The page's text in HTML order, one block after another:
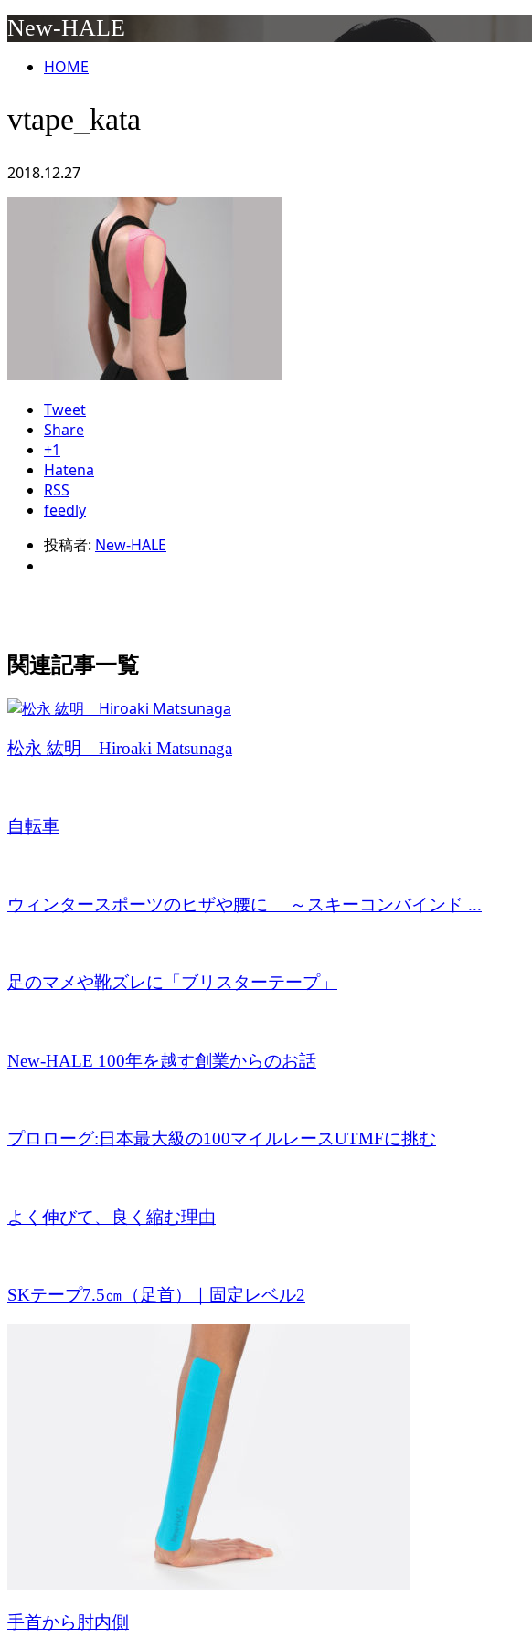
New-HALE
HOME
vtape_kata
2018.12.27
Tweet
Share
+1
Hatena
RSS
feedly
投稿者: New-HALE
関連記事一覧
松永 紘明 Hiroaki Matsunaga
自転車
ウィンタースポーツのヒザや腰に ～スキーコンバインド ...
足のマメや靴ズレに「ブリスターテープ」
New-HALE 100年を越す創業からのお話
プロローグ:日本最大級の100マイルレースUTMFに挑む
よく伸びて、良く縮む理由
SKテープ7.5㎝（足首）｜固定レベル2
手首から肘内側